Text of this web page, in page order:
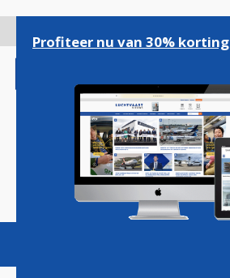
gaan
Magazine Podcasts
Profiteer nu van 30% korting